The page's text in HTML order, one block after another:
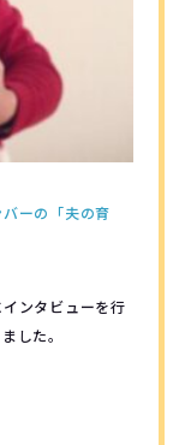
バーの「夫の育
ンタビューを行
した。